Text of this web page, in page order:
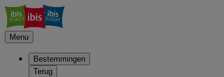
Menu
Bestemmingen
Terug